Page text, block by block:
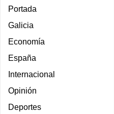
Portada
Galicia
Economía
España
Internacional
Opinión
Deportes